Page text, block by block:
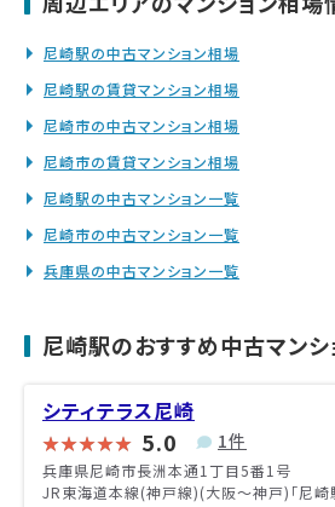
尼崎駅の中古マンション相場
尼崎駅の賃貸マンション相場
尼崎市の中古マンション相場
尼崎市の賃貸マンション相場
尼崎駅の中古マンション一覧
尼崎市の中古マンション一覧
兵庫県の中古マンション一覧
尼崎駅のおすすめ中古マンシ
シティテラス尼崎
5.0 1件
兵庫県尼崎市長洲本通1丁目5番1号
JR東海道本線(神戸線)(大阪～神戸)「尼崎